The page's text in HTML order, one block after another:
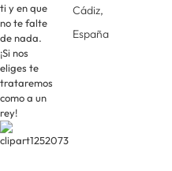
ti y en que
no te falte
de nada.
¡Si nos
eliges te
trataremos
como a un
rey!
Cádiz,
España